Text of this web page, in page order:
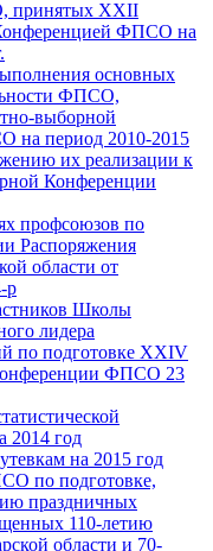
принятых XXII
ФПСО на
основных
ФПСО,
выборной
на период 2010-2015
их реализации к
Конференции
профсоюзов по
Распоряжения
области от
р
Школы
лидера
по подготовке XXIV
ФПСО 23
2014 год
на 2015 год
по подготовке,
праздничных
110-летию
области и 70-